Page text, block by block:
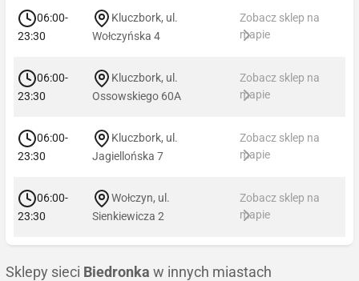
06:00-
23:30
Kluczbork, ul.
Wołczyńska 4
Zobacz sklep na
mapie
06:00-
23:30
Kluczbork, ul.
Ossowskiego 60A
Zobacz sklep na
mapie
06:00-
23:30
Kluczbork, ul.
Jagiellońska 7
Zobacz sklep na
mapie
06:00-
23:30
Wołczyn, ul.
Sienkiewicza 2
Zobacz sklep na
mapie
Sklepy sieci Biedronka w innych miastach